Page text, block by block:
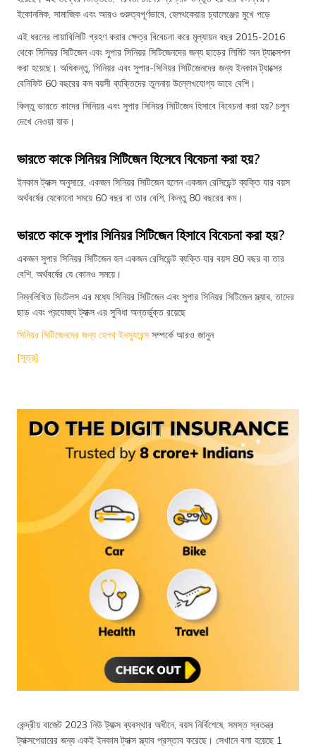
ইকোনমিক, সামাজিক এবং আরও গুরুত্বপূর্ণভাবে, হেলথকেয়ার চ্যালেঞ্জের মুখে পড়ে
এই ধরনের লায়াবিলিটি গ্রহণ করার ক্ষেত্র বিবেচনা করে মূল্যায়ন বছর 2015-2016
থেকে সিনিয়র সিটিজেন এবং সুপার সিনিয়র সিটিজেনদের জন্য ছাড়ের লিমিট অন ট্যাক্সেশন
করা হয়েছে। অধিকন্তু, সিনিয়র এবং সুপার-সিনিয়র সিটিজেনদের জন্য ইনকাম ট্যাক্সের
বেনিফিট 60 বছরের কম বয়সী ব্যক্তিদের তুলনায় উল্লেখযোগ্য ভাবে বেশি।
কিন্তু ভারতে কাদের সিনিয়র এবং সুপার সিনিয়র সিটিজেন হিসাবে বিবেচনা করা হয়? চলুন
দেখে নেওয়া যাক।
ভারতে কাকে সিনিয়র সিটিজেন হিসেবে বিবেচনা করা হয়?
ইনকাম ট্যাক্স অনুসারে, একজন সিনিয়র সিটিজেন হলেন একজন রেসিডেন্ট ব্যক্তি যার বয়স
অর্থবর্ষের যেকোনো সময়ে 60 বছর বা তার বেশি, কিন্তু 80 বছরের কম।
ভারতে কাকে সুপার সিনিয়র সিটিজেন হিসাবে বিবেচনা করা হয়?
একজন সুপার সিনিয়র সিটিজেন হল একজন রেসিডেন্ট ব্যক্তি যার বয়স 80 বছর বা তার
বেশি, অর্থবর্ষের যে কোনও সময়ে।
নিম্নলিখিত ডিটেলস এর মধ্যে সিনিয়র সিটিজেন এবং সুপার সিনিয়র সিটিজেন স্ল্যাব, তাদের
ছাড় এবং প্রযোজ্য ট্যাক্স এর সুবিধা অন্তর্ভুক্ত রয়েছে
সিনিয়র সিটিজেনদের জন্য হেলথ ইনস্যুরেন্স সম্পর্কে আরও জানুন
[সূত্র]
কেন্দ্রীয় বাজেট 2023 নিউ ট্যাক্স ব্যবস্থার অধীনে, বয়স নির্বিশেষে, সমস্ত স্বতন্ত্র
ট্যাক্সপেয়ারের জন্য একই ইনকাম ট্যাক্স স্ল্যাব প্রস্তাব করেছে। সেখানে বলা হয়েছে 1